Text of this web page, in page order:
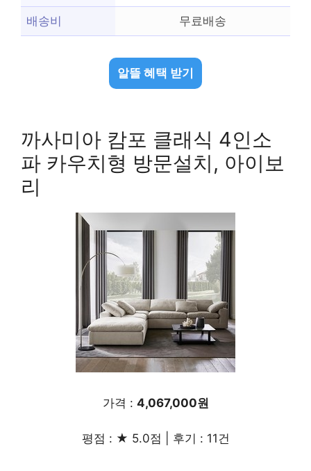
배송비 무료배송
알뜰 혜택 받기
까사미아 캄포 클래식 4인소
파 카우치형 방문설치, 아이보
리
가격 : 4,067,000원
평점 : ★ 5.0점 | 후기 : 11건